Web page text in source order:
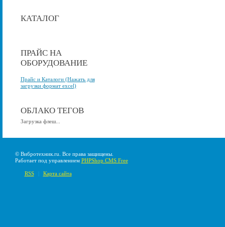
КАТАЛОГ
ПРАЙС НА
ОБОРУДОВАНИЕ
Прайс и Каталоги (Нажать для
загрузки формат excel)
ОБЛАКО ТЕГОВ
Загрузка флеш...
© Вибротехник.ru. Все права защищены.
Работает под управлением PHPShop CMS Free
RSS Карта сайта